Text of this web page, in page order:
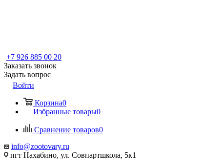
+7 926 885 00 20
Заказать звонок
Задать вопрос
Войти
Корзина0
Избранные товары0
Сравнение товаров0
info@zootovary.ru
пгт Нахабино, ул. Совпартшкола, 5к1